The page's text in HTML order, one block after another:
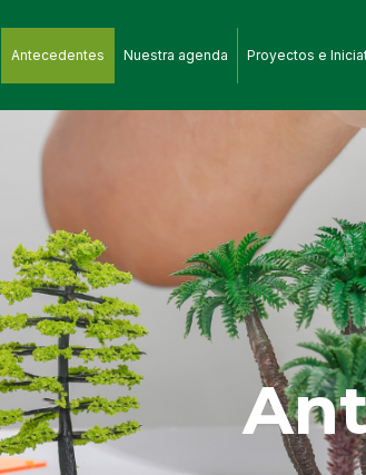
Antecedentes Nuestra agenda Proyectos e